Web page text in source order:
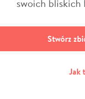
swoich
Stwórz
Jak